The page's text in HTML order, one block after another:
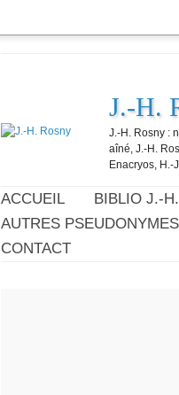
J.-H.
J.-H. Rosny :
aîné, J.-H.
Enacryos, H.-
ACCUEIL BIBLIO J.-
AUTRES PSEUDONYMES
CONTACT